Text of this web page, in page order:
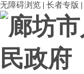
无障碍浏览 | 长者专版 |